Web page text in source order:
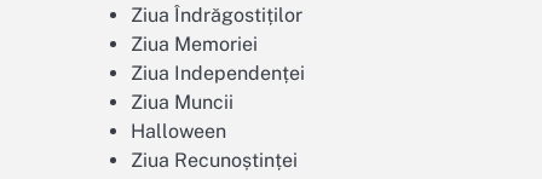
Ziua Îndrăgostiților
Ziua Memoriei
Ziua Independenței
Ziua Muncii
Halloween
Ziua Recunoștinței